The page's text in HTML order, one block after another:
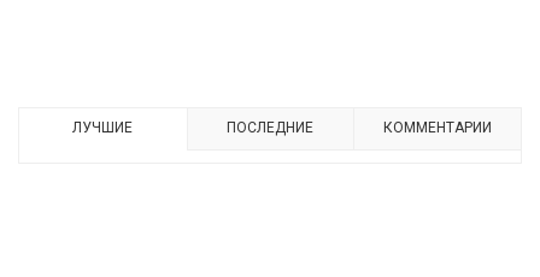
ЛУЧШИЕ ПОСЛЕДНИЕ КОММЕНТАРИИ